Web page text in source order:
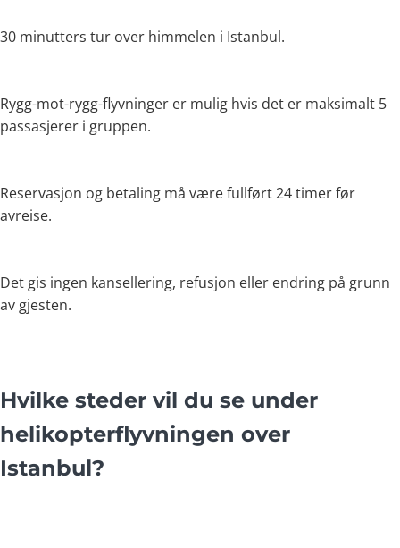
30 minutters tur over himmelen i Istanbul.
Rygg-mot-rygg-flyvninger er mulig hvis det er maksimalt 5
passasjerer i gruppen.
Reservasjon og betaling må være fullført 24 timer før
avreise.
Det gis ingen kansellering, refusjon eller endring på grunn
av gjesten.
Hvilke steder vil du se under
helikopterflyvningen over
Istanbul?